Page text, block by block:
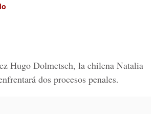
Hugo Dolmetsch, la chilena Natalia
dos procesos penales.